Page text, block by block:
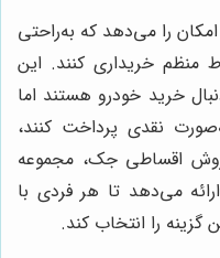
را می‌دهد که به‌راحتی
منظم خریداری کنند. این
خرید خودرو هستند اما
نقدی پرداخت کنند،
اقساطی جک، مجموعه
می‌دهد تا هر فردی با
گزینه را انتخاب کند.